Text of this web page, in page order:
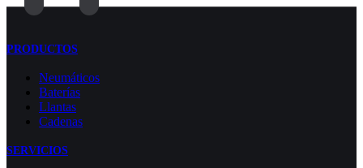
PRODUCTOS
Neumáticos
Baterías
Llantas
Cadenas
SERVICIOS